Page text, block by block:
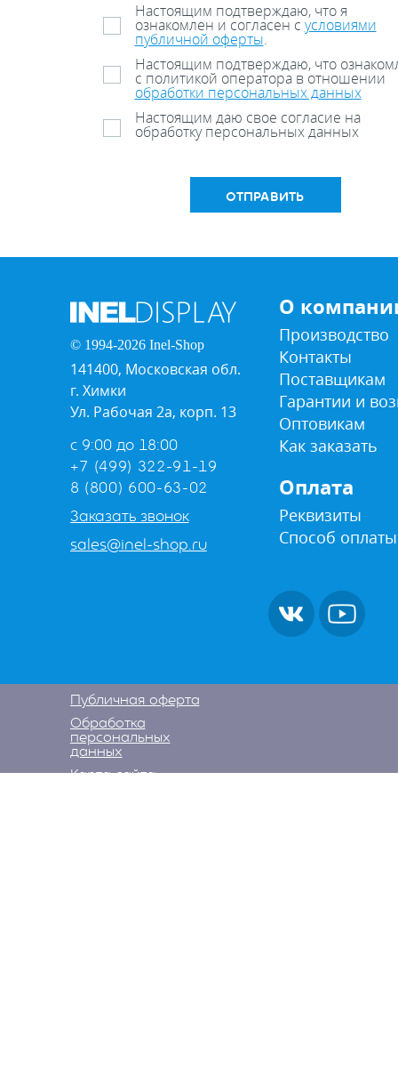
Настоящим подтверждаю, что я
ознакомлен и согласен с условиями
публичной оферты.
Настоящим подтверждаю, что
с политикой оператора в отношении
обработки персональных данных
Настоящим даю свое согласие на
обработку персональных данных
ОТПРАВИТЬ
© 1994-2026 Inel-Shop
141400, Московская обл.
г. Химки
Ул. Рабочая 2а, корп. 13
с 9:00 до 18:00
+7 (499) 322-91-19
8 (800) 600-63-02
Заказать звонок
sales@inel-shop.ru
О
Производство
Контакты
Поставщикам
Гарантии и
Оптовикам
Как заказать
Оплата
Реквизиты
Способ оплаты
Публичная оферта
Обработка
персональных
данных
Карта сайта